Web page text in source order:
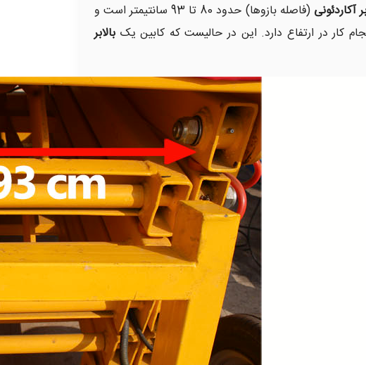
آکاردئونی
(فاصله بازوها) حدود 80 تا 93 سانتیمتر است و
کار در ارتفاع دارد. این در حالیست که کابین یک بالابر